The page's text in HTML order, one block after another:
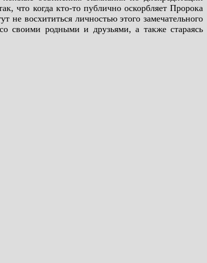
что когда кто-то публично оскорбляет Пророка
не восхититься личностью этого замечательного
своими родными и друзьями, а также стараясь